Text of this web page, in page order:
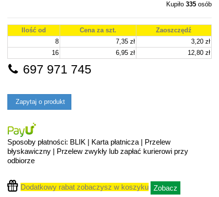
Kupiło 335 osób
Ilość od Cena za szt.
Zaoszczędź
8
7,35 zł
3,20 zł
16
6,95 zł 12,80 zł
697 971 745
Zapytaj o produkt
Sposoby płatności: BLIK | Karta płatnicza | Przelew
błyskawiczny | Przelew zwykły lub zapłać kurierowi przy
odbiorze
Dodatkowy rabat zobaczysz w koszyku Zobacz